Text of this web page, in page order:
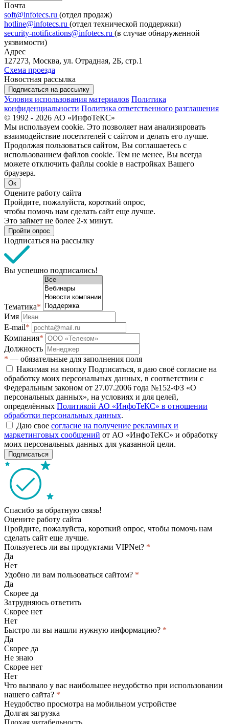
Почта
soft@infotecs.ru (отдел продаж)
hotline@infotecs.ru (отдел технической поддержки)
security-notifications@infotecs.ru (в случае обнаруженной
уязвимости)
Адрес
127273, Москва, ул. Отрадная, 2Б, стр.1
Схема проезда
Новостная рассылка
Подписаться на рассылку
Условия использования материалов Политика
конфиденциальности Политика ответственного разглашения
© 1992 - 2026 АО «ИнфоТеКС»
Мы используем cookie. Это позволяет нам анализировать
взаимодействие посетителей с сайтом и делать его лучше.
Продолжая пользоваться сайтом, Вы соглашаетесь с
использованием файлов cookie. Тем не менее, Вы всегда
можете отключить файлы cookie в настройках Вашего
браузера.
Ок
Оцените работу сайта
Пройдите, пожалуйста, короткий опрос,
чтобы помочь нам сделать сайт еще лучше.
Это займет не более 2-х минут.
Пройти опрос
Подписаться на рассылку
Вы успешно подписались!
Тематика*
Имя
E-mail*
Компания*
Должность
* — обязательные для заполнения поля
Нажимая на кнопку Подписаться, я даю своё согласие на
обработку моих персональных данных, в соответствии с
Федеральным законом от 27.07.2006 года №152-ФЗ «О
персональных данных», на условиях и для целей,
определённых Политикой АО «ИнфоТеКС» в отношении
обработки персональных данных.
Даю свое согласие на получение рекламных и
маркетинговых сообщений от АО «ИнфоТеКС» и обработку
моих персональных данных для указанной цели.
Подписаться
Спасибо за обратную связь!
Оцените работу сайта
Пройдите, пожалуйста, короткий опрос, чтобы помочь нам
сделать сайт еще лучше.
Пользуетесь ли вы продуктами VIPNet? *
Да
Нет
Удобно ли вам пользоваться сайтом? *
Да
Скорее да
Затрудняюсь ответить
Скорее нет
Нет
Быстро ли вы нашли нужную информацию? *
Да
Скорее да
Не знаю
Скорее нет
Нет
Что вызвало у вас наибольшее неудобство при использовании
нашего сайта? *
Неудобство просмотра на мобильном устройстве
Долгая загрузка
Плохая читабельность